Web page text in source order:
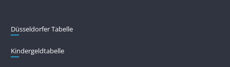
Düsseldorfer Tabelle
Kindergeldtabelle